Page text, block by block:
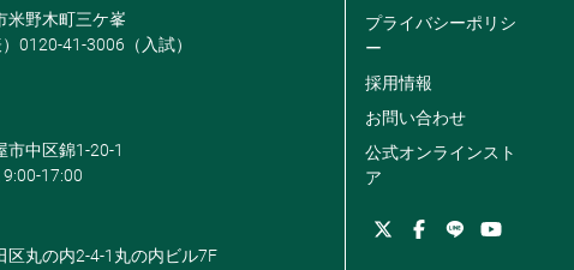
米野木町三ケ峯
0120-41-3006（入試）
市中区錦1-20-1
9:00-17:00
区丸の内2-4-1丸の内ビル7F
プライバシーポリシ
ー
採用情報
お問い合わせ
公式オンラインスト
ア